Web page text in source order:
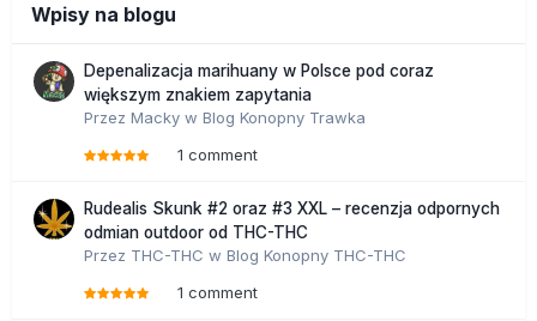
Wpisy na blogu
Depenalizacja marihuany w Polsce pod coraz
większym znakiem zapytania
Przez Macky w Blog Konopny Trawka
1 comment
Rudealis Skunk #2 oraz #3 XXL – recenzja odpornych
odmian outdoor od THC-THC
Przez THC-THC w Blog Konopny THC-THC
1 comment